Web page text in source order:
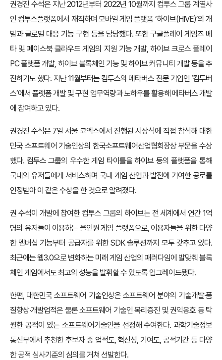
권경진 수석은 지난 2012년부터 2022년 10월까지 컴투스 그룹 계열사
인 컴투스플랫폼에서 재직하며 모바일 게임 플랫폼 ‘하이브(HIVE)’의 개
발과 글로벌 대응 기능 구현 등을 담당했다. 또한 구글플레이 게임즈 베
타 및 페이스북 클라우드 게임의 지원 기능 개발, 하이브 크로스 플레이
PC 플랫폼 개발, 하이브 블록체인 기능 및 하이브 커뮤니티 개발 등을 추
진하기도 했다. 지난 11월부터는 컴투스의 메타버스 전문 기업인 ‘컴투버
스’에서 플랫폼 개발 및 구현 업무역량과 노하우를 활용해 메타버스 개발
에 참여하고 있다.
권경진 수석은 7일 서울 코엑스에서 진행된 시상식에 직접 참석해 대한
민국 소프트웨어 기술인상의 한국소프트웨어산업협회장상 부문을 수상
했다. 컴투스 그룹의 우수한 게임 타이틀을 하이브 등의 플랫폼을 통해
국내외 유저들에게 서비스하며 국내 게임 산업과 발전에 기여한 공로를
인정받아 이 같은 수상을 한 것으로 알려졌다.
권 수석이 개발에 참여한 컴투스 그룹의 하이브는 전 세계에서 연간 1억
명의 유저들이 이용하는 올인원 게임 플랫폼으로, 이용자들을 위한 다양
한 멤버십 기능부터 공급자를 위한 SDK솔루션까지 모두 갖추고 있다.
최근에는 웹3.0으로 변화하는 미래 게임 산업의 패러다임에 발맞춰 블록
체인 게임에서도 최고의 성능을 발휘할 수 있도록 업그레이드됐다.
한편, 대한민국 소프트웨어 기술인상은 소프트웨어 분야의 기술개발·품
질향상·개발업적은 물론 소프트웨어 기술인 복리증진 및 권익옹호 등 탁
월한 공적이 있는 소프트웨어기술인을 선정해 수여한다. 과학기술정보
통신부에서 추천한 후보자 중 업적도, 혁신성, 기여도, 공적기간 등 다양
한 공적 심사기준의 심의를 거쳐 선발한다.